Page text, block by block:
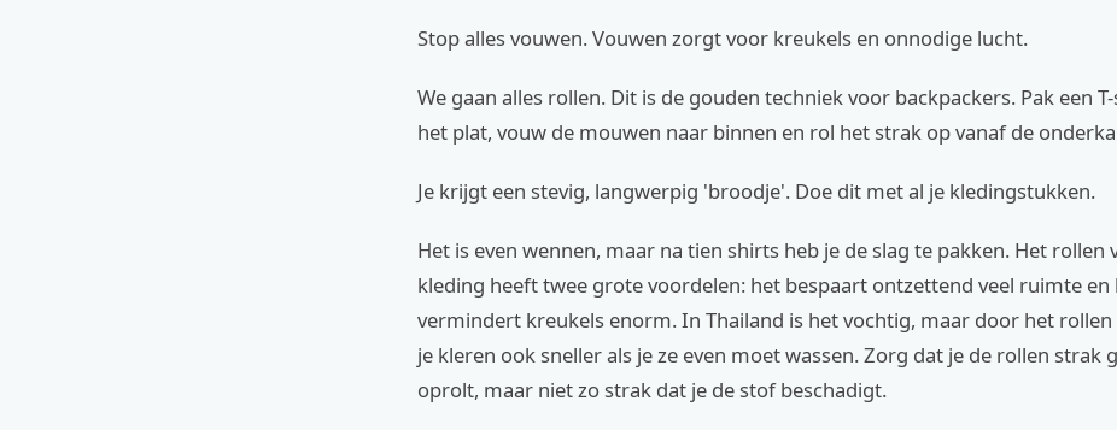
Stop alles vouwen. Vouwen zorgt voor kreukels en onnodige lucht.
We gaan alles rollen. Dit is de gouden techniek voor backpackers. Pak een
het plat, vouw de mouwen naar binnen en rol het strak op vanaf de
Je krijgt een stevig, langwerpig 'broodje'. Doe dit met al je kledingstukken.
Het is even wennen, maar na tien shirts heb je de slag te pakken. Het rollen
kleding heeft twee grote voordelen: het bespaart ontzettend veel ruimte en
vermindert kreukels enorm. In Thailand is het vochtig, maar door het
je kleren ook sneller als je ze even moet wassen. Zorg dat je de rollen strak
oprolt, maar niet zo strak dat je de stof beschadigt.